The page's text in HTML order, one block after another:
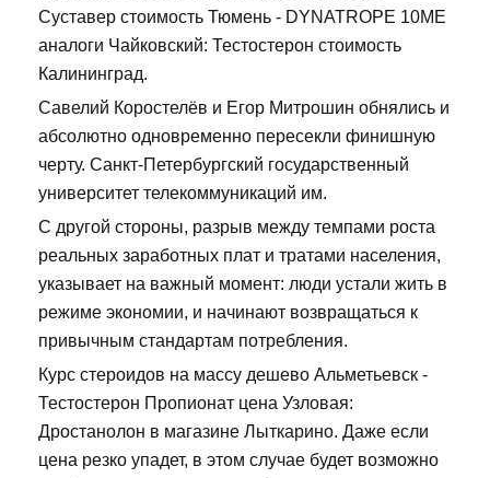
Суставер стоимость Тюмень - DYNATROPE 10ME
аналоги Чайковский: Тестостерон стоимость
Калининград.
Савелий Коростелёв и Егор Митрошин обнялись и
абсолютно одновременно пересекли финишную
черту. Санкт-Петербургский государственный
университет телекоммуникаций им.
С другой стороны, разрыв между темпами роста
реальных заработных плат и тратами населения,
указывает на важный момент: люди устали жить в
режиме экономии, и начинают возвращаться к
привычным стандартам потребления.
Курс стероидов на массу дешево Альметьевск -
Тестостерон Пропионат цена Узловая:
Дростанолон в магазине Лыткарино. Даже если
цена резко упадет, в этом случае будет возможно